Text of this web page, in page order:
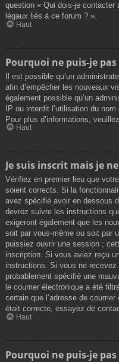
question « Qui dois-je contacter
légaux liés à ce forum ? ».
Haut
Pourquoi ne puis-je pas
Il est possible qu’un
afin d’empêcher les nouveaux
également possible qu’un
IP ou interdit l’utilisation du
Pour plus d’informations,
Haut
Je suis inscrit mais je
Vérifiez en premier lieu que
soient corrects. Si la
avez spécifié avoir en dessous
devrez suivre les instructions
exigeront également que les
soit par vous-même ou soit par
puissiez ouvrir une session ;
inscription. Si vous aviez reçu
instructions. Si vous ne
probablement spécifié une
le courrier électronique a été
certain que l’adresse de
était correcte, essayez de
Haut
Pourquoi ne puis-je